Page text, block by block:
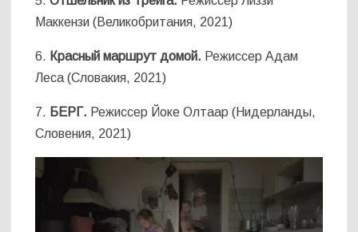
Маккензи (Великобритания, 2021)
6. Красный маршрут домой. Режиссер Адам
Леса (Словакия, 2021)
7. БЕРГ. Режиссер Йоке Олтаар (Нидерланды,
Словения, 2021)